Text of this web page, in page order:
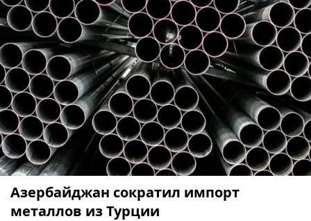
Азербайджан сократил импорт
металлов из Турции